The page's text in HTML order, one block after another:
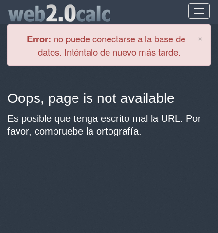
×
Error: no puede conectarse a la base de
datos. Inténtalo de nuevo más tarde.
Oops, page is not available
Es posible que tenga escrito mal la URL. Por
favor, compruebe la ortografía.